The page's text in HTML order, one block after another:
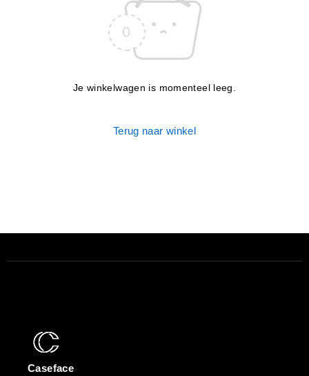
Je winkelwagen is momenteel leeg.
Terug naar winkel
Caseface